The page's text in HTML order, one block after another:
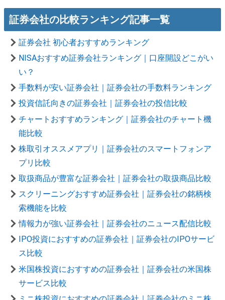
証券会社の比較ランキング記事一覧
証券会社 初心者おすすめランキング
NISAおすすめ証券会社ランキング｜口座開設どこがい
い？
手数料が安い証券会社｜証券会社の手数料ランキング
投資信託向きの証券会社｜証券会社の投信比較
チャートおすすめランキング｜証券会社のチャート機
能比較
株取引オススメアプリ｜証券会社のスマートフォンア
プリ比較
取扱商品が豊富な証券会社｜証券会社の取扱商品比較
スクリーニングおすすめ証券会社｜証券会社の銘柄検
索機能を比較
情報力が強い証券会社｜証券会社のニュース配信比較
IPO投資におすすめの証券会社｜証券会社のIPOサービ
ス比較
米国株投資におすすめの証券会社｜証券会社の米国株
サービス比較